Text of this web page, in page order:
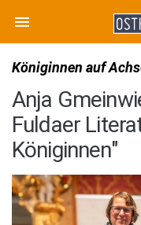
Königinnen auf
Anja
Fuldaer
Königinnen"